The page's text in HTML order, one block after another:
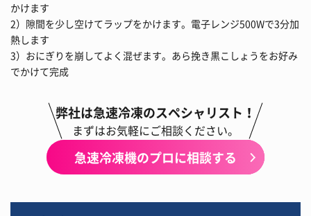
かけます
2）隙間を少し空けてラップをかけます。電子レンジ500Wで3分加
熱します
3）おにぎりを崩してよく混ぜます。あら挽き黒こしょうをお好み
でかけて完成
弊社は急速冷凍のスペシャリスト！
まずはお気軽にご相談ください。
急速冷凍機のプロに相談する